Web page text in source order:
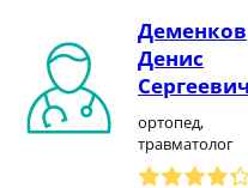
Деменков
Денис
Сергеевич
ортопед,
травматолог